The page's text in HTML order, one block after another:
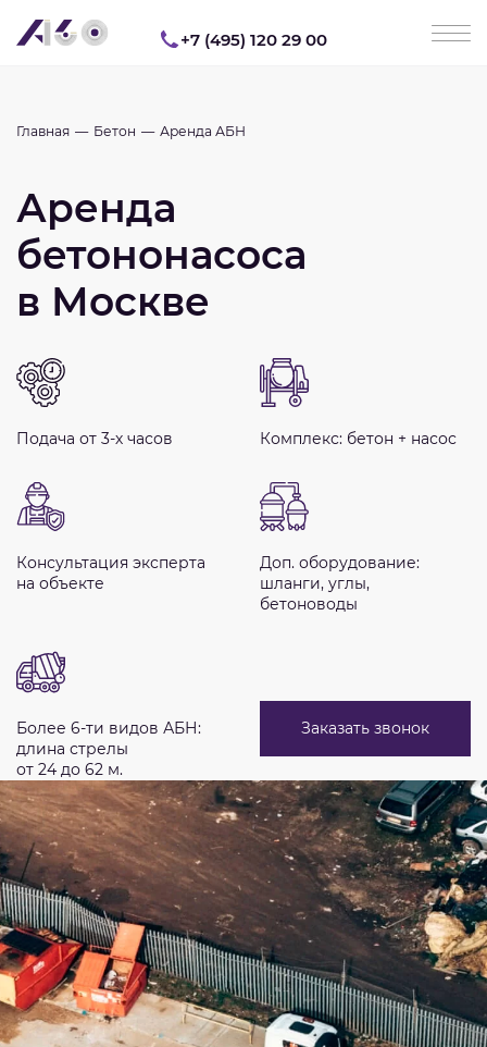
+7 (495) 120 29 00
Главная Бетон Аренда АБН
Аренда
бетононасоса
в Москве
Подача от 3-х часов Комплекс: бетон + насос
Консультация эксперта
на объекте
Доп. оборудование:
шланги, углы,
бетоноводы
Более 6-ти видов АБН:
длина стрелы
от 24 до 62 м.
Заказать звонок